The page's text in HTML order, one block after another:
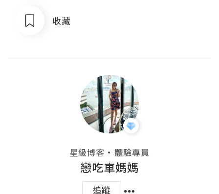
收藏
星級博客 ・ 體驗專員
戀吃車媽媽
追蹤